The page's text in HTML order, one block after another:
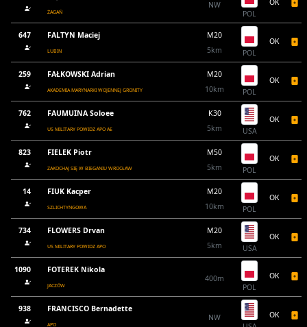
ŻAGAŃ
NW
POL
OK
647 FALTYN Maciej
LUBIN
M20
5km
POL
OK
259 FAŁKOWSKI Adrian
AKADEMIA MARYNARKI WOJENNEJ GRONITY
M20
10km
POL
OK
762 FAUMUINA Soloee
US MILITARY POWIDZ APO AE
K30
5km
USA
OK
823 FIELEK Piotr
ZAKOCHAJ SIĘ W BIEGANIU WROCŁAW
M50
5km
POL
OK
14 FIUK Kacper
SZLICHTYNGOWA
M20
10km
POL
OK
734 FLOWERS Drvan
US MILITARY POWIDZ APO
M20
5km
USA
OK
1090 FOTEREK Nikola
JACZÓW
400m
POL
OK
938 FRANCISCO Bernadette
APO
NW
OK